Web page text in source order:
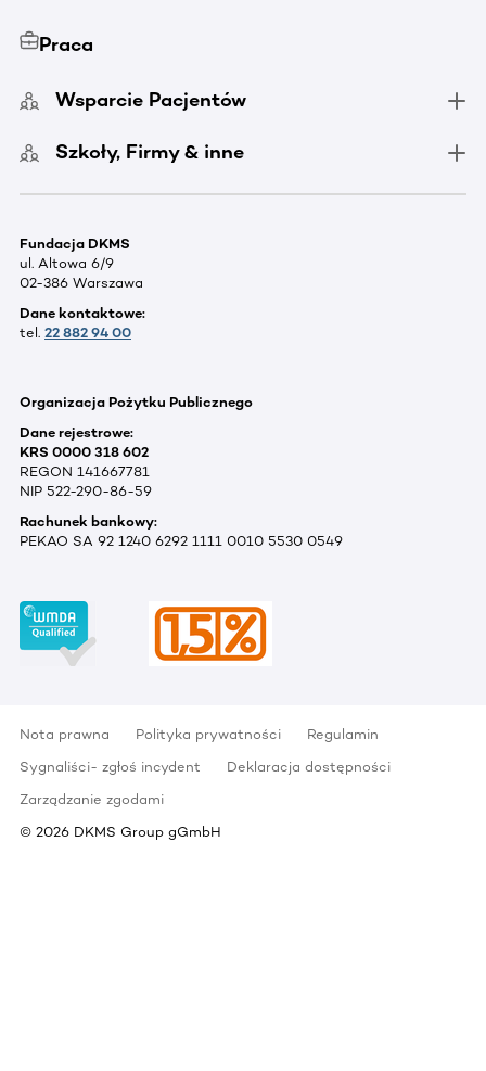
Praca
Wsparcie Pacjentów
Szkoły, Firmy & inne
Fundacja DKMS
ul. Altowa 6/9
02-386 Warszawa
Dane kontaktowe:
tel. 22 882 94 00
Organizacja Pożytku Publicznego
Dane rejestrowe:
KRS 0000 318 602
REGON 141667781
NIP 522-290-86-59
Rachunek bankowy:
PEKAO SA 92 1240 6292 1111 0010 5530 0549
Nota prawna Polityka prywatności
Regulamin
Sygnaliści- zgłoś incydent
Deklaracja dostępności
Zarządzanie zgodami
© 2026 DKMS Group gGmbH